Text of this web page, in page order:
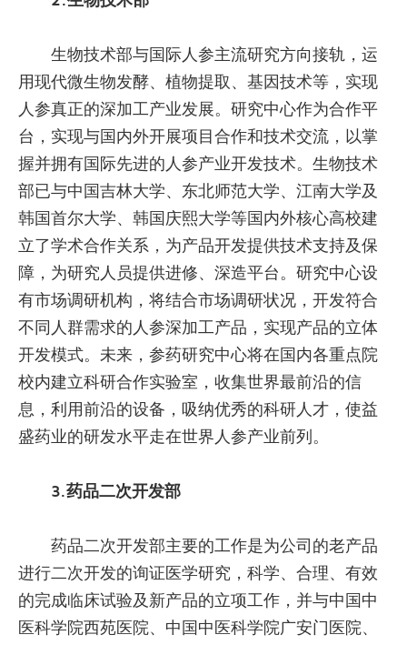
生物技术部与国际人参主流研究方向接轨，运
用现代微生物发酵、植物提取、基因技术等，实现
人参真正的深加工产业发展。研究中心作为合作平
台，实现与国内外开展项目合作和技术交流，以掌
握并拥有国际先进的人参产业开发技术。生物技术
部已与中国吉林大学、东北师范大学、江南大学及
韩国首尔大学、韩国庆熙大学等国内外核心高校建
立了学术合作关系，为产品开发提供技术支持及保
障，为研究人员提供进修、深造平台。研究中心设
有市场调研机构，将结合市场调研状况，开发符合
不同人群需求的人参深加工产品，实现产品的立体
开发模式。未来，参药研究中心将在国内各重点院
校内建立科研合作实验室，收集世界最前沿的信
息，利用前沿的设备，吸纳优秀的科研人才，使益
盛药业的研发水平走在世界人参产业前列。
3.药品二次开发部
药品二次开发部主要的工作是为公司的老产品
进行二次开发的询证医学研究，科学、合理、有效
的完成临床试验及新产品的立项工作，并与中国中
医科学院西苑医院、中国中医科学院广安门医院、